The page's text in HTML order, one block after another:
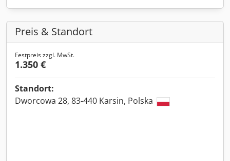
Preis & Standort
Festpreis zzgl. MwSt.
1.350 €
Standort:
Dworcowa 28, 83-440 Karsin, Polska